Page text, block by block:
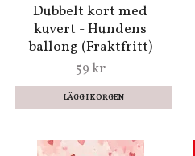
Dubbelt kort med
kuvert - Hundens
ballong (Fraktfritt)
59 kr